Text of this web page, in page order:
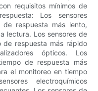
requisitos mínimos de
Los sensores
de respuesta más lento,
lectura. Los sensores de
de respuesta más rápido
ópticos. Los
de respuesta más
el monitoreo en tiempo
electroquímicos